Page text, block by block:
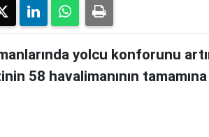
yolcu konforunu
58 havalimanının